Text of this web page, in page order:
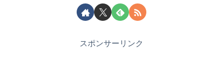
スポンサーリンク